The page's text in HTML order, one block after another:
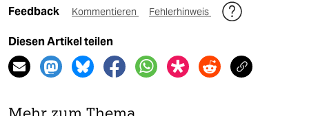
Feedback Kommentieren Fehlerhinweis
Diesen Artikel teilen